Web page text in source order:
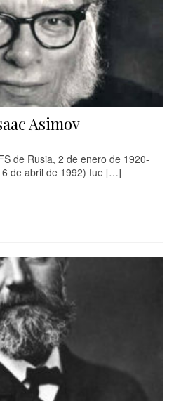
Asimov
de Rusia, 2 de enero de 1920-
6 de abril de 1992) fue […]